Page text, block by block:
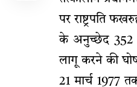
पर राष्ट्रपति
के अनुच्छेद
लागू करने की
21 मार्च 1977